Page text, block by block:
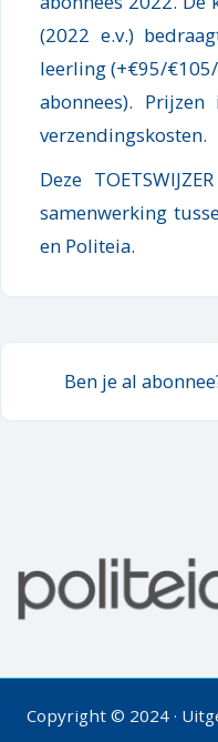
(2022 e.v.)
leerling (+€95/
abonnees).
verzendingskosten.
Deze
samenwerking
en Politeia.
Ben je al
Copyright © 2024 ·